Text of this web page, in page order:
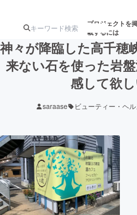
プロジェクトを
載するには
注目の新着プロ募集
テクノロジー・ガジェット
映像・映画
ビジネス・起業
神々が降臨した高千穂
来ない石を使った岩
感して欲
saraase ビューティー・ヘ